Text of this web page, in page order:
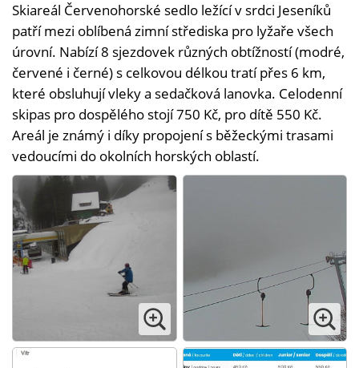
Skiareál Červenohorské sedlo ležící v srdci Jeseníků
patří mezi oblíbená zimní střediska pro lyžaře všech
úrovní. Nabízí 8 sjezdovek různých obtížností (modré,
červené i černé) s celkovou délkou tratí přes 6 km,
které obsluhují vleky a sedačková lanovka. Celodenní
skipas pro dospělého stojí 750 Kč, pro dítě 550 Kč.
Areál je známý i díky propojení s běžeckými trasami
vedoucími do okolních horských oblastí.